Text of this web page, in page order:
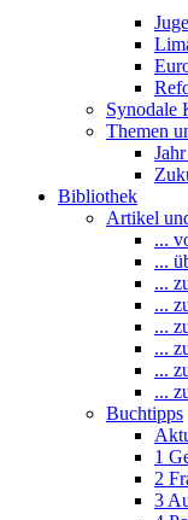
Synodale
Themen
Bibliothek
Artikel
...
...
...
...
...
...
...
...
Buchtipps
1
2
3